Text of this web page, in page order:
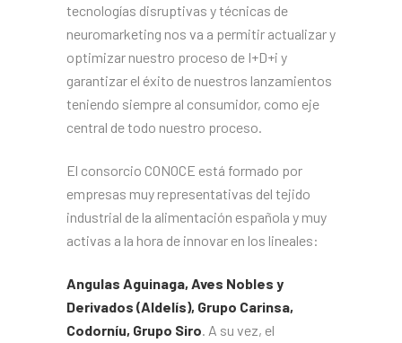
tecnologías disruptivas y técnicas de
neuromarketing nos va a permitir actualizar y
optimizar nuestro proceso de I+D+i y
garantizar el éxito de nuestros lanzamientos
teniendo siempre al consumidor, como eje
central de todo nuestro proceso.
El consorcio CONOCE está formado por
empresas muy representativas del tejido
industrial de la alimentación española y muy
activas a la hora de innovar en los lineales:
Angulas Aguinaga, Aves Nobles y
Derivados (Aldelís), Grupo Carinsa,
Codorníu, Grupo Siro . A su vez, el